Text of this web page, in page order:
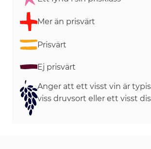
Mer än prisvärt
Prisvärt
Ej prisvärt
Anger att ett visst vin är
viss druvsort eller ett visst